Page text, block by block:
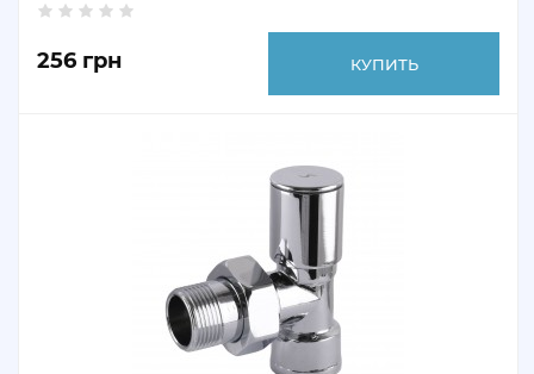
256 грн КУПИТЬ